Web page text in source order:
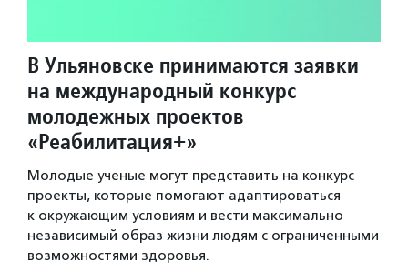
В Ульяновске принимаются заявки
на международный конкурс
молодежных проектов
«Реабилитация+»
Молодые ученые могут представить на конкурс
проекты, которые помогают адаптироваться
к окружающим условиям и вести максимально
независимый образ жизни людям с ограниченными
возможностями здоровья.